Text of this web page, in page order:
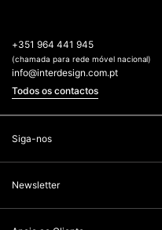
+351 964 441 945
(chamada para rede móvel nacional)
info@interdesign.com.pt
Todos os contactos
Siga-nos
Newsletter